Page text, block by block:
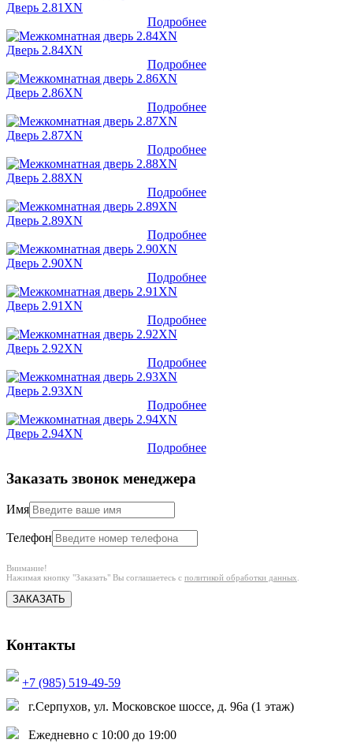
Дверь 2.81XN
Подробнее
Дверь 2.84XN
Подробнее
Дверь 2.86XN
Подробнее
Дверь 2.87XN
Подробнее
Дверь 2.88XN
Подробнее
Дверь 2.89XN
Подробнее
Дверь 2.90XN
Подробнее
Дверь 2.91XN
Подробнее
Дверь 2.92XN
Подробнее
Дверь 2.93XN
Подробнее
Дверь 2.94XN
Подробнее
Заказать звонок менеджера
Имя
Телефон
Внимание!
Нажимая кнопку "Заказать" Вы соглашаетесь с политикой обработки данных.
ЗАКАЗАТЬ
Контакты
+7 (985) 519-49-59
г.Серпухов, ул. Московское шоссе, д. 96а (1 этаж)
Ежедневно с 10:00 до 19:00